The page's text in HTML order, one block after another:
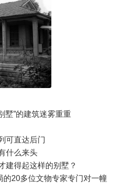
墅”的建筑迷雾重重
直达后门
什么来头
得起这样的别墅？
20多位文物专家专门对一幢